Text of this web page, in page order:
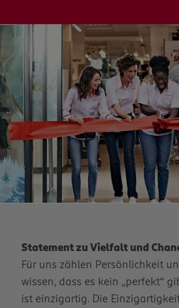
Statement zu Vielfalt und
Für uns zählen Persönlichkeit
wissen, dass es kein „perfekt“
ist einzigartig. Die